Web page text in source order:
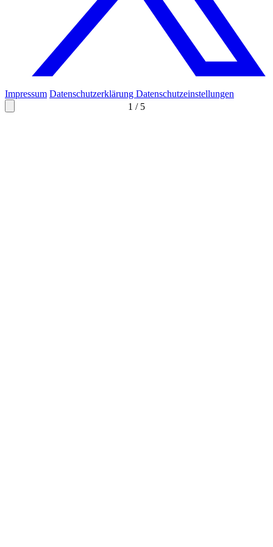
1 / 5
Impressum Datenschutzerklärung Datenschutzeinstellungen